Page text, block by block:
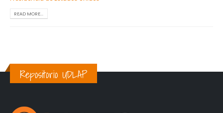
READ MORE...
Repositorio UDLAP